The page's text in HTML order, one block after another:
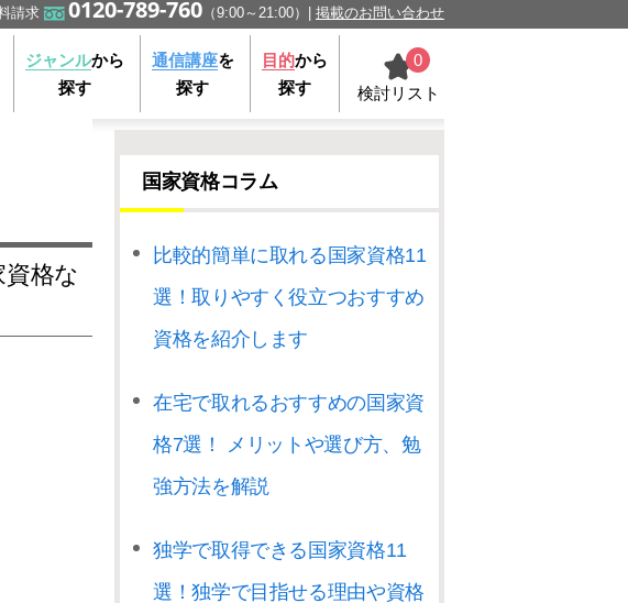
請求 0120-789-760 （9:00～21:00） 掲載のお問い合わせ
ジャンルから
探す
通信講座を
探す
目的から
探す
0
検討リスト
国家資格コラム
比較的簡単に取れる国家資格11
選！取りやすく役立つおすすめ
資格を紹介します
在宅で取れるおすすめの国家資
格7選！ メリットや選び方、勉
強方法を解説
独学で取得できる国家資格11
選！独学で目指せる理由や資格